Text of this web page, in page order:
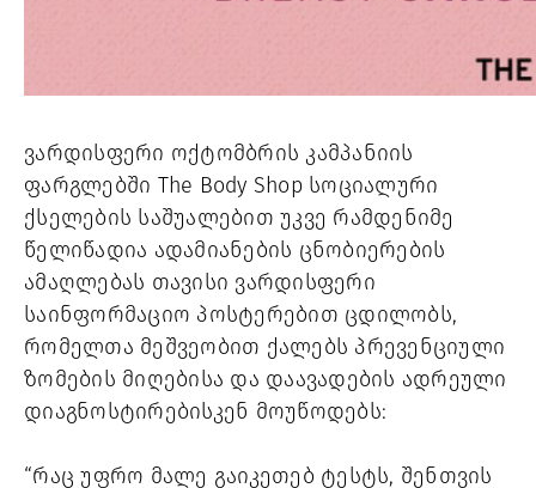
ვარდისფერი ოქტომბრის კამპანიის
ფარგლებში The Body Shop სოციალური
ქსელების საშუალებით უკვე რამდენიმე
წელიწადია ადამიანების ცნობიერების
ამაღლებას თავისი ვარდისფერი
საინფორმაციო პოსტერებით ცდილობს,
რომელთა მეშვეობით ქალებს პრევენციული
ზომების მიღებისა და დაავადების ადრეული
დიაგნოსტირებისკენ მოუწოდებს:
“რაც უფრო მალე გაიკეთებ ტესტს, შენთვის